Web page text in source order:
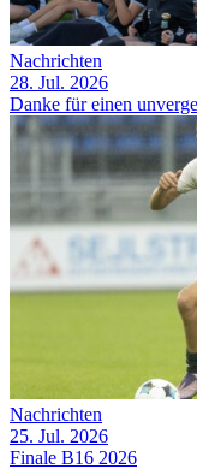
Nachrichten
28. Jul. 2026
Danke für einen
Nachrichten
25. Jul. 2026
Finale B16 2026